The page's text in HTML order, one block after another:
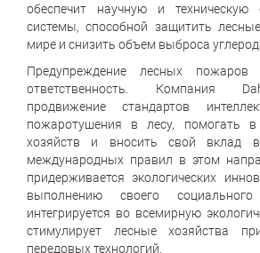
обеспечит научную и техническую
системы, способной защитить
мире и снизить объем выброса
Предупреждение лесных
ответственность. Компания
продвижение стандартов
пожаротушения в лесу, помогать
хозяйств и вносить свой вклад
международных правил в этом
придерживается экологических
выполнению своего
интегрируется во всемирную
стимулирует лесные хозяйства
передовых технологий.